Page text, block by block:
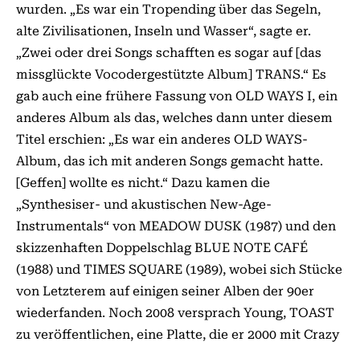
wurden. „Es war ein Tropending über das Segeln,
alte Zivilisationen, Inseln und Wasser“, sagte er.
„Zwei oder drei Songs schafften es sogar auf [das
missglückte Vocodergestützte Album] TRANS.“ Es
gab auch eine frühere Fassung von OLD WAYS I, ein
anderes Album als das, welches dann unter diesem
Titel erschien: „Es war ein anderes OLD WAYS-
Album, das ich mit anderen Songs gemacht hatte.
[Geffen] wollte es nicht.“ Dazu kamen die
„Synthesiser- und akustischen New-Age-
Instrumentals“ von MEADOW DUSK (1987) und den
skizzenhaften Doppelschlag BLUE NOTE CAFÉ
(1988) und TIMES SQUARE (1989), wobei sich Stücke
von Letzterem auf einigen seiner Alben der 90er
wiederfanden. Noch 2008 versprach Young, TOAST
zu veröffentlichen, eine Platte, die er 2000 mit Crazy